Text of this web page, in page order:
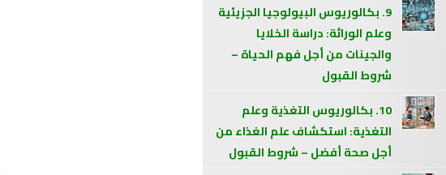
9. بكالوريوس البيولوجيا الجزيئية
وعلم الوراثة: دراسة الخلايا
والجينات من أجل فهم الحياة –
شروط القبول
10. بكالوريوس التغذية وعلم
التغذية: استكشاف علم الغذاء من
أجل صحة أفضل – شروط القبول